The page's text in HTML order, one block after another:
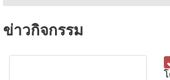
ข่าวกิจกรรม